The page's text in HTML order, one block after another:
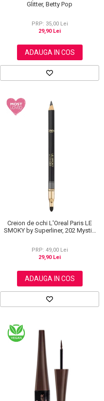
Glitter, Betty Pop
PRP: 35,00 Lei
29,90 Lei
ADAUGA IN COS
Creion de ochi L'Oreal Paris LE
SMOKY by Superliner, 202 Mystic
PRP: 49,00 Lei
29,90 Lei
ADAUGA IN COS